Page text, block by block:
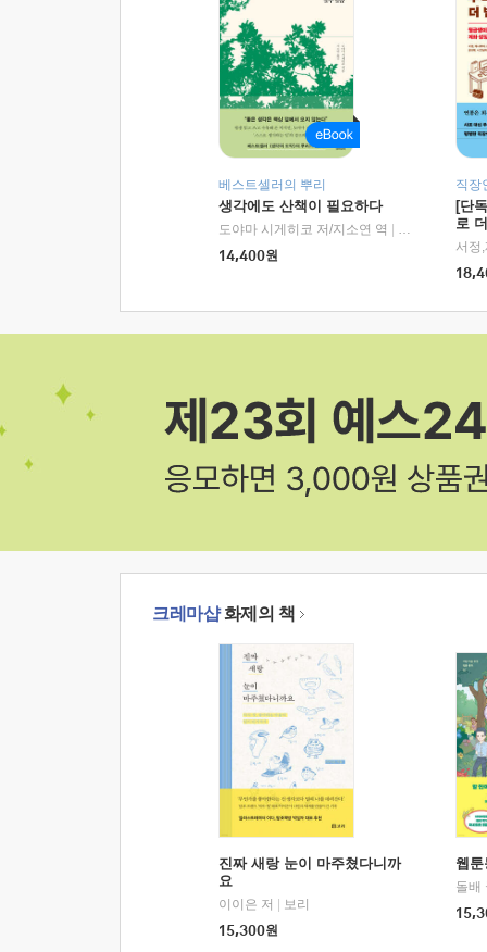
베스트셀러의 뿌리
생각에도 산책이 필요하다
도야마 시게히코 저/지소연 역
알에이치코리
14,400원
직장
[단
로
크레마샵화제의 책
진짜 새랑 눈이 마주쳤다니까
요
이이은 저
보리
15,300원
웹
돌배